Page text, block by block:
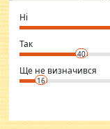
want to meet new
conscious in order to
club.
⇒
Ні
Так
40
Ще не визначився
16